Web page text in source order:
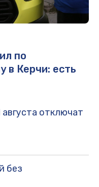
по
в Керчи: есть
отключат
без